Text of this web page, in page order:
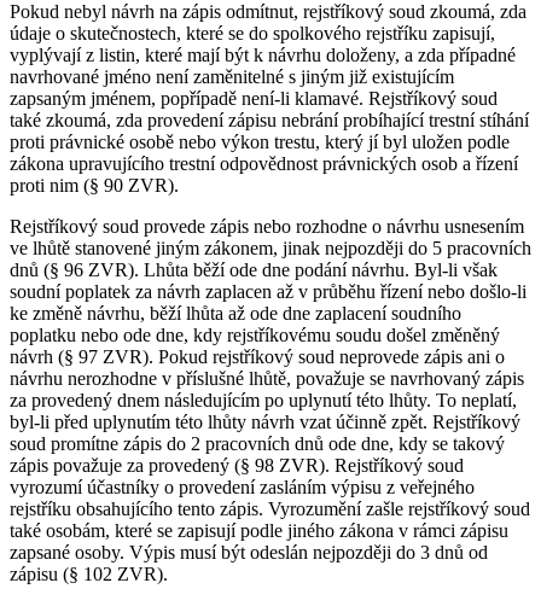
Pokud nebyl návrh na zápis odmítnut, rejstříkový soud zkoumá, zda
údaje o skutečnostech, které se do spolkového rejstříku zapisují,
vyplývají z listin, které mají být k návrhu doloženy, a zda případné
navrhované jméno není zaměnitelné s jiným již existujícím
zapsaným jménem, popřípadě není-li klamavé. Rejstříkový soud
také zkoumá, zda provedení zápisu nebrání probíhající trestní stíhání
proti právnické osobě nebo výkon trestu, který jí byl uložen podle
zákona upravujícího trestní odpovědnost právnických osob a řízení
proti nim (§ 90 ZVR).
Rejstříkový soud provede zápis nebo rozhodne o návrhu usnesením
ve lhůtě stanovené jiným zákonem, jinak nejpozději do 5 pracovních
dnů (§ 96 ZVR). Lhůta běží ode dne podání návrhu. Byl-li však
soudní poplatek za návrh zaplacen až v průběhu řízení nebo došlo-li
ke změně návrhu, běží lhůta až ode dne zaplacení soudního
poplatku nebo ode dne, kdy rejstříkovému soudu došel změněný
návrh (§ 97 ZVR). Pokud rejstříkový soud neprovede zápis ani o
návrhu nerozhodne v příslušné lhůtě, považuje se navrhovaný zápis
za provedený dnem následujícím po uplynutí této lhůty. To neplatí,
byl-li před uplynutím této lhůty návrh vzat účinně zpět. Rejstříkový
soud promítne zápis do 2 pracovních dnů ode dne, kdy se takový
zápis považuje za provedený (§ 98 ZVR). Rejstříkový soud
vyrozumí účastníky o provedení zasláním výpisu z veřejného
rejstříku obsahujícího tento zápis. Vyrozumění zašle rejstříkový soud
také osobám, které se zapisují podle jiného zákona v rámci zápisu
zapsané osoby. Výpis musí být odeslán nejpozději do 3 dnů od
zápisu (§ 102 ZVR).